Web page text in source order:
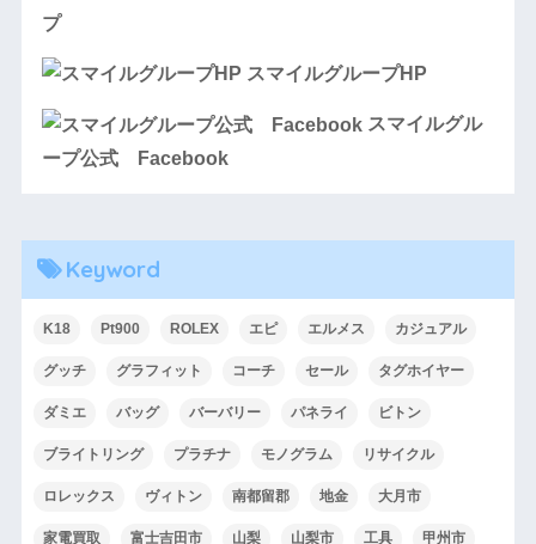
プ
スマイルグループHP
スマイルグル
ープ公式 Facebook
Keyword
K18 Pt900 ROLEX エピ エルメス カジュアル
グッチ グラフィット コーチ セール タグホイヤー
ダミエ バッグ バーバリー パネライ ビトン
ブライトリング プラチナ モノグラム リサイクル
ロレックス ヴィトン 南都留郡 地金 大月市
家電買取 富士吉田市 山梨 山梨市 工具 甲州市